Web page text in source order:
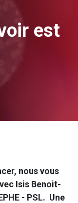
Section
est
nous vous
Isis Benoit-
- PSL. Une